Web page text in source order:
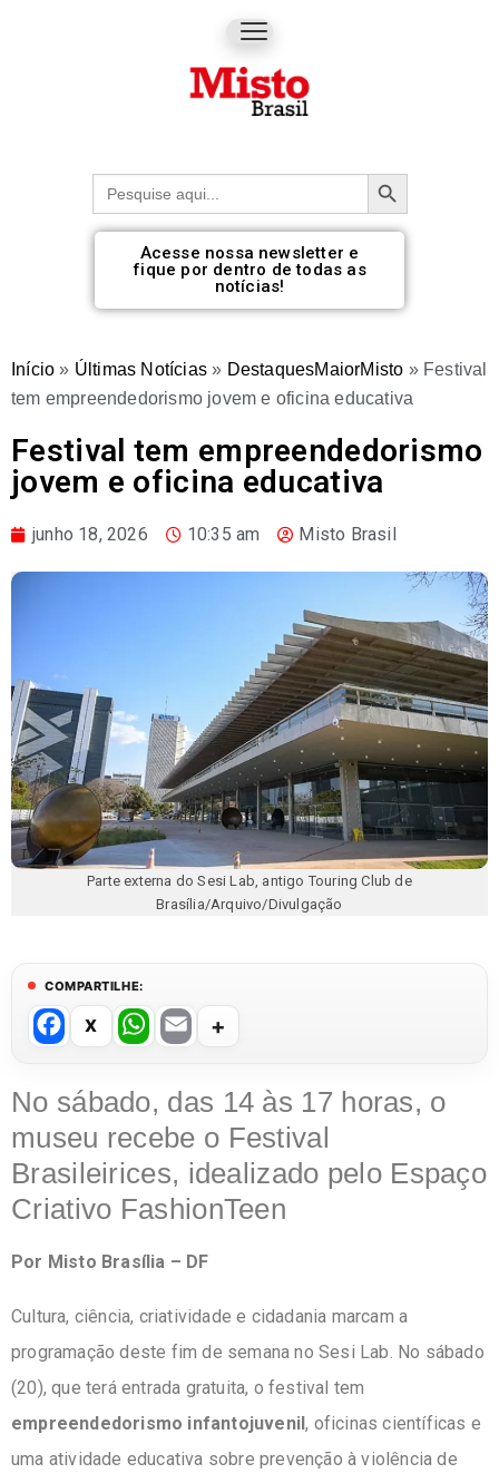
Procurar: Botão de pesquisa
Acesse nossa newsletter e
fique por dentro de todas as
notícias!
Início » Últimas Notícias » DestaquesMaiorMisto » Festival
tem empreendedorismo jovem e oficina educativa
Festival tem empreendedorismo
jovem e oficina educativa
junho 18, 2026 10:35 am Misto Brasil
Parte externa do Sesi Lab, antigo Touring Club de
Brasília/Arquivo/Divulgação
COMPARTILHE:
F
a
c
e
b
o
k
W
h
at
s
A
p
E
ail
No sábado, das 14 às 17 horas, o
museu recebe o Festival
Brasileirices, idealizado pelo Espaço
Criativo FashionTeen
Por Misto Brasília – DF
Cultura, ciência, criatividade e cidadania marcam a
programação deste fim de semana no Sesi Lab. No sábado
(20), que terá entrada gratuita, o festival tem
empreendedorismo infantojuvenil, oficinas científicas e
uma atividade educativa sobre prevenção à violência de